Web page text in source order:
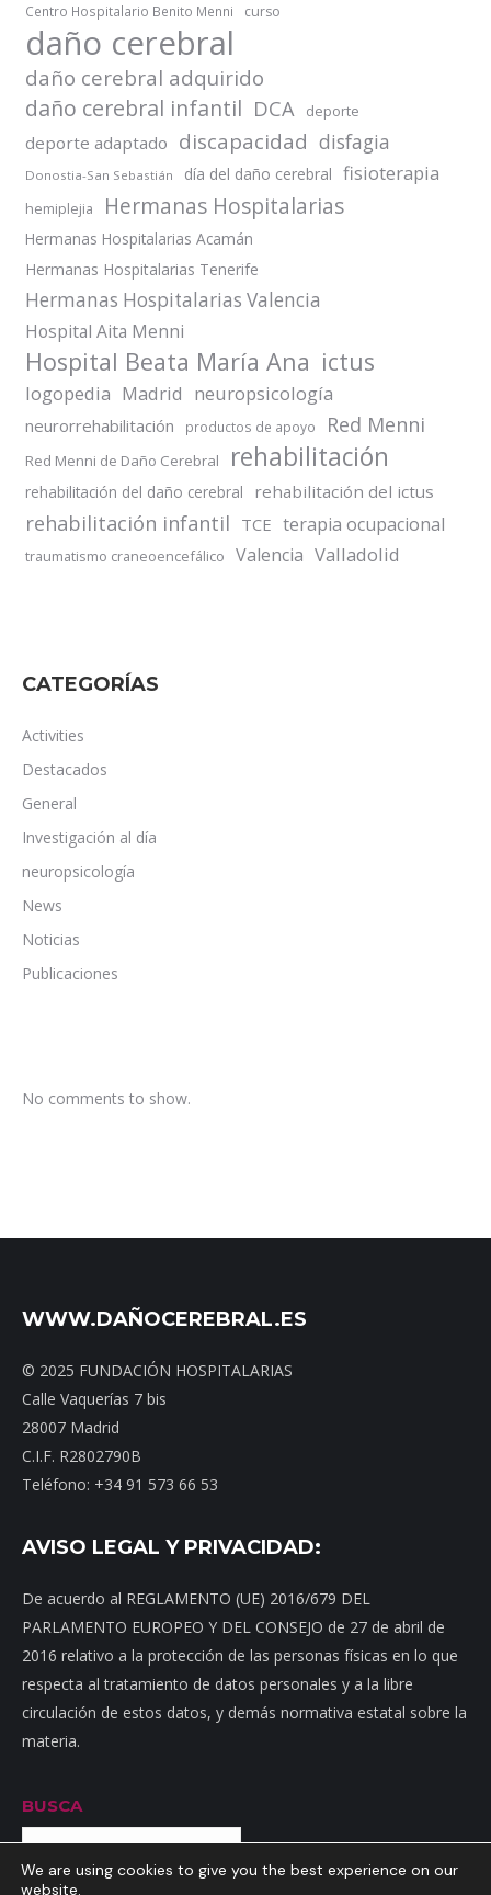
Centro Hospitalario Benito Menni curso
daño cerebral
daño cerebral adquirido
daño cerebral infantil DCA deporte
deporte adaptado discapacidad disfagia
Donostia-San Sebastián día del daño cerebral fisioterapia
hemiplejia Hermanas Hospitalarias
Hermanas Hospitalarias Acamán
Hermanas Hospitalarias Tenerife
Hermanas Hospitalarias Valencia
Hospital Aita Menni
Hospital Beata María Ana ictus
logopedia Madrid neuropsicología
neurorrehabilitación productos de apoyo Red Menni
Red Menni de Daño Cerebral rehabilitación
rehabilitación del daño cerebral rehabilitación del ictus
rehabilitación infantil TCE terapia ocupacional
traumatismo craneoencefálico Valencia Valladolid
CATEGORÍAS
Activities
Destacados
General
Investigación al día
neuropsicología
News
Noticias
Publicaciones
No comments to show.
WWW.DAÑOCEREBRAL.ES
© 2025 FUNDACIÓN HOSPITALARIAS
Calle Vaquerías 7 bis
28007 Madrid
C.I.F. R2802790B
Teléfono: +34 91 573 66 53
AVISO LEGAL Y PRIVACIDAD:
De acuerdo al REGLAMENTO (UE) 2016/679 DEL
PARLAMENTO EUROPEO Y DEL CONSEJO de 27 de abril de
2016 relativo a la protección de las personas físicas en lo que
respecta al tratamiento de datos personales y a la libre
circulación de estos datos, y demás normativa estatal sobre la
materia.
BUSCA
Buscar
We are using cookies to give you the best experience on our
website.